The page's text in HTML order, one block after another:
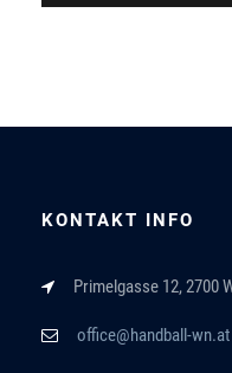
KONTAKT INFO
Primelgasse 12, 2700
office@handball-wn.at